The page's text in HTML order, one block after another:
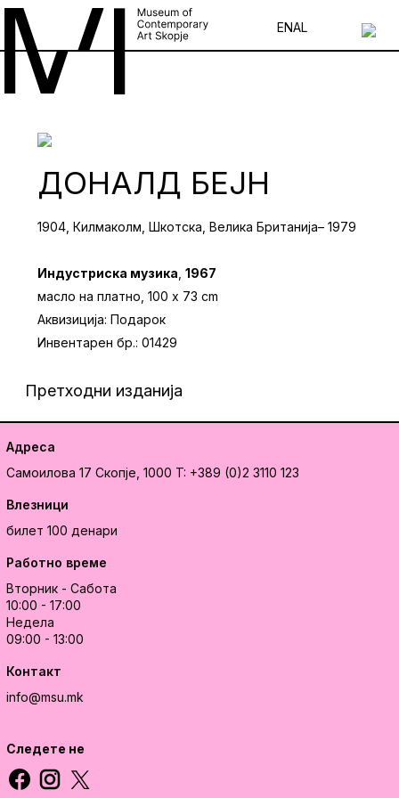
ENAL
ДОНАЛД БЕЈН
1904, Килмаколм, Шкотска, Велика Британија– 1979
Индустриска музика 1967
масло на платно, 100 x 73 cm
Аквизиција: Подарок
Инвентарен бр.: 01429
Претходни изданија
Адреса
Самоилова 17 Скопје, 1000 T: +389 (0)2 3110 123
Влезници
билет 100 денари
Работно време
Вторник - Сабота
10:00 - 17:00
Недела
09:00 - 13:00
Контакт
info@msu.mk
Следете не